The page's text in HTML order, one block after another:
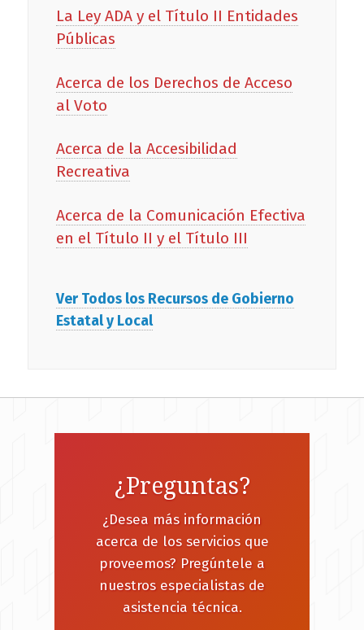
La Ley ADA y el Título II Entidades
Públicas
Acerca de los Derechos de Acceso
al Voto
Acerca de la Accesibilidad
Recreativa
Acerca de la Comunicación Efectiva
en el Título II y el Título III
Ver Todos los Recursos de Gobierno
Estatal y Local
¿Preguntas?
¿Desea más información
acerca de los servicios que
proveemos? Pregúntele a
nuestros especialistas de
asistencia técnica.